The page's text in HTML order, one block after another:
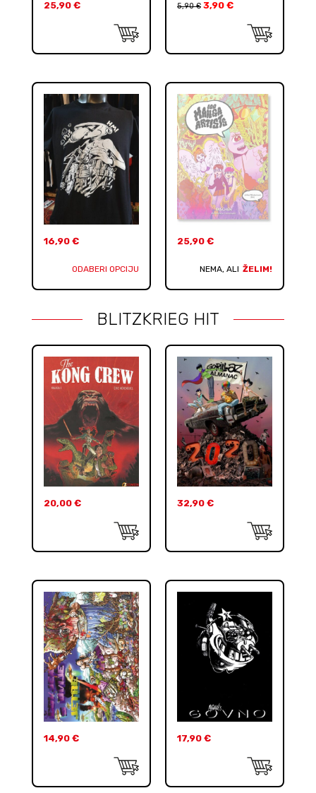
25,90 € 5,90€ 3,90 €
16,90 €
ODABERI OPCIJU
25,90 €
NEMA, ALI ŽELIM!
BLITZKRIEG HIT
20,00 € 32,90 €
14,90 € 17,90 €